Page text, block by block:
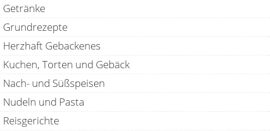
Getränke
Grundrezepte
Herzhaft Gebackenes
Kuchen, Torten und Gebäck
Nach- und Süßspeisen
Nudeln und Pasta
Reisgerichte